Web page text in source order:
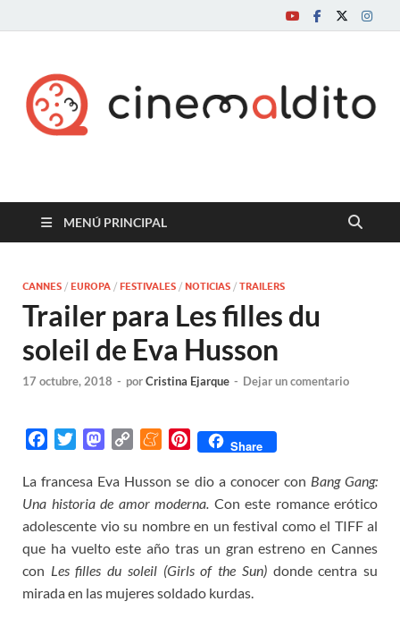
Cine maldito
MENÚ PRINCIPAL
CANNES / EUROPA / FESTIVALES / NOTICIAS / TRAILERS
Trailer para Les filles du
soleil de Eva Husson
17 octubre, 2018 - porCristina Ejarque - Dejar un comentario
c
e
b
o
o
k
i
t
t
e
r
M
s
t
o
d
o
n
p
y
L
i
n
k
M
n
e
a
m
e
P
n
t
e
r
e
s
Share
La francesa Eva Husson se dio a conocer con Bang Gang:
Una historia de amor moderna. Con este romance erótico
adolescente vio su nombre en un festival como el TIFF al
que ha vuelto este año tras un gran estreno en Cannes
con Les filles du soleil (Girls of the Sun)donde centra su
mirada en las mujeres soldado kurdas.